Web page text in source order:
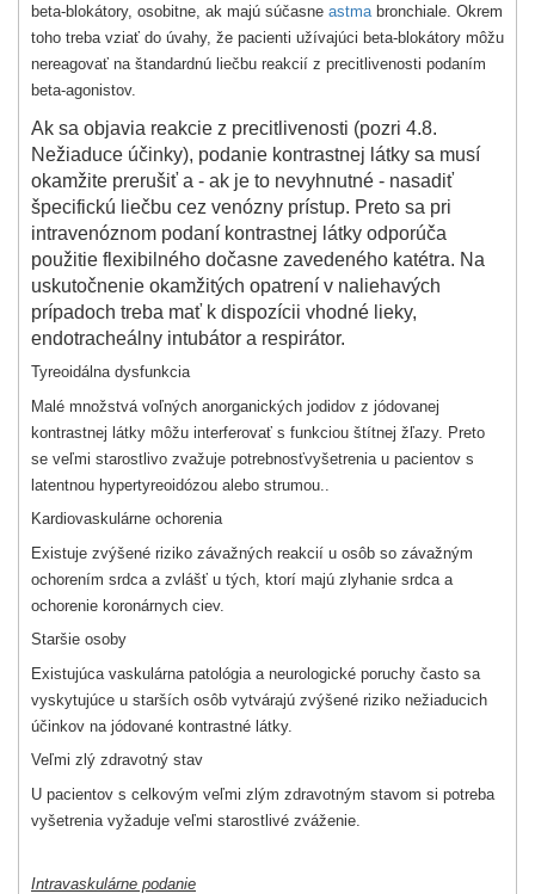
beta-blokátory, osobitne, ak majú súčasne astma bronchiale. Okrem
toho treba vziať do úvahy, že pacienti užívajúci beta-blokátory môžu
nereagovať na štandardnú liečbu reakcií z precitlivenosti podaním
beta-agonistov.
Ak sa objavia reakcie z precitlivenosti (pozri 4.8.
Nežiaduce účinky), podanie kontrastnej látky sa musí
okamžite prerušiť a - ak je to nevyhnutné - nasadiť
špecifickú liečbu cez venózny prístup. Preto sa pri
intravenóznom podaní kontrastnej látky odporúča
použitie flexibilného dočasne zavedeného katétra. Na
uskutočnenie okamžitých opatrení v naliehavých
prípadoch treba mať k dispozícii vhodné lieky,
endotracheálny intubátor a respirátor.
Tyreoidálna dysfunkcia
Malé množstvá voľných anorganických jodidov z jódovanej
kontrastnej látky môžu interferovať s funkciou štítnej žľazy. Preto
se veľmi starostlivo zvažuje potrebnosťvyšetrenia u pacientov s
latentnou hypertyreoidózou alebo strumou..
Kardiovaskulárne ochorenia
Existuje zvýšené riziko závažných reakcií u osôb so závažným
ochorením srdca a zvlášť u tých, ktorí majú zlyhanie srdca a
ochorenie koronárnych ciev.
Staršie osoby
Existujúca vaskulárna patológia a neurologické poruchy často sa
vyskytujúce u starších osôb vytvárajú zvýšené riziko nežiaducich
účinkov na jódované kontrastné látky.
Veľmi zlý zdravotný stav
U pacientov s celkovým veľmi zlým zdravotným stavom si potreba
vyšetrenia vyžaduje veľmi starostlivé zváženie.
Intravaskulárne podanie